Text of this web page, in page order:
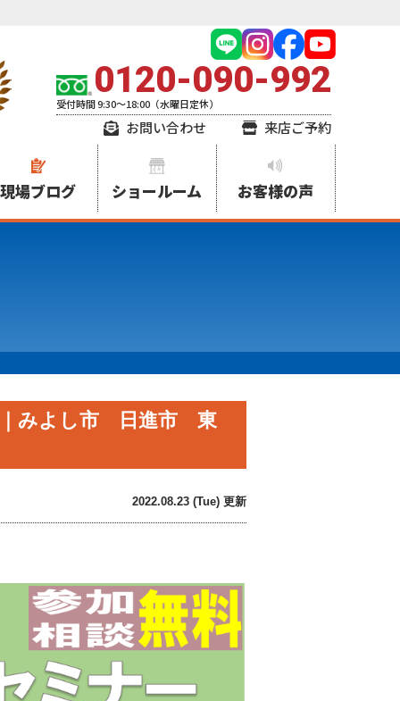
0120-090-992
受付時間 9:30～18:00（水曜日定休）
お問い合わせ 来店ご予約
現場ブログ ショールーム お客様の声
｜みよし市 日進市 東
2022.08.23 (Tue) 更新